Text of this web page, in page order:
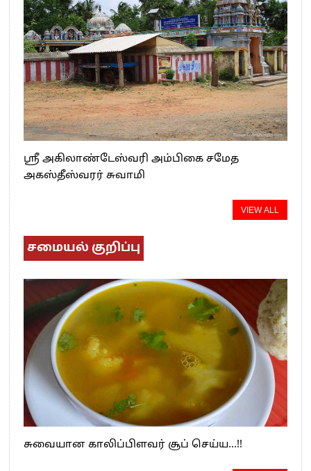
ஸ்ரீ அகிலாண்டேஸ்வரி அம்பிகை சமேத
அகஸ்தீஸ்வரர் சுவாமி
VIEW ALL
சமையல் குறிப்பு
சுவையான காலிப்பிளவர் சூப் செய்ய…!!